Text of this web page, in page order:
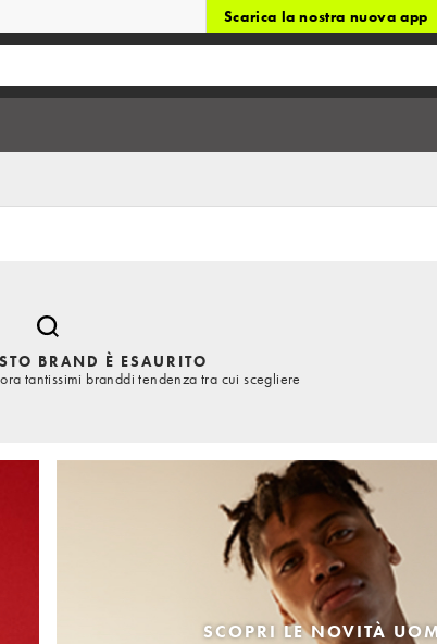
Scarica la nostra nuova app
BRAND È ESAURITO
tantissimi branddi tendenza tra cui scegliere
SCOPRI LE NOVITÀ